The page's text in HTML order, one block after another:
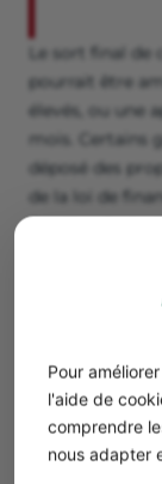
Pour
l'aide de
comprendre
nous adapter
Le sort final
pourrait être
élevés, ou une
mois. Certains
déposé des
de la loi de
En attendant, et